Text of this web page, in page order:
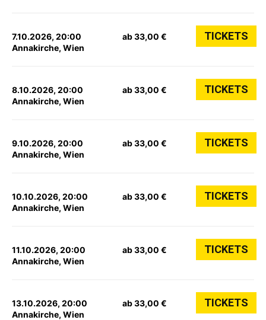
7.10.2026, 20:00
Annakirche, Wien
ab 33,00 € TICKETS
8.10.2026, 20:00
Annakirche, Wien
ab 33,00 € TICKETS
9.10.2026, 20:00
Annakirche, Wien
ab 33,00 € TICKETS
10.10.2026, 20:00
Annakirche, Wien
ab 33,00 € TICKETS
11.10.2026, 20:00
Annakirche, Wien
ab 33,00 € TICKETS
13.10.2026, 20:00
Annakirche, Wien
ab 33,00 € TICKETS